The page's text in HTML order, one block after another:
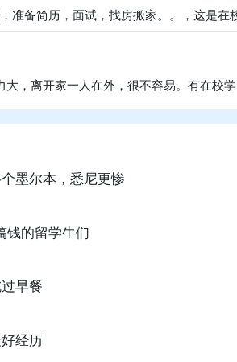
准备简历，面试，找房搬家。。，这是
，离开家一人在外，很不容易。有在校
墨尔本，悉尼更惨
钱的留学生们
早餐
经历